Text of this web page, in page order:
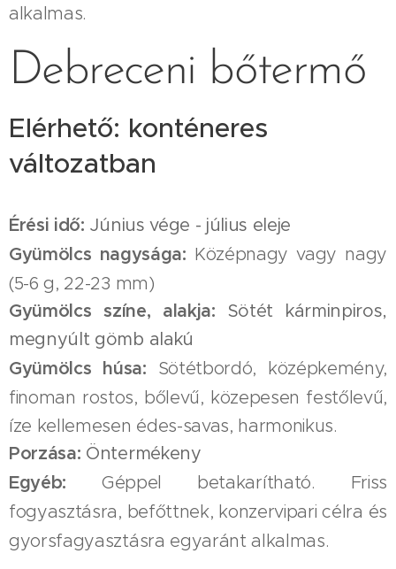
alkalmas.
Debreceni bőtermő
Elérhető: konténeres
változatban
Érési idő: Június vége - július eleje
Gyümölcs nagysága: Középnagy vagy nagy
(5-6 g, 22-23 mm)
Gyümölcs színe, alakja: Sötét kárminpiros,
megnyúlt gömb alakú
Gyümölcs húsa: Sötétbordó, középkemény,
finoman rostos, bőlevű, közepesen festőlevű,
íze kellemesen édes-savas, harmonikus.
Porzása: Öntermékeny
Egyéb:Géppel betakarítható. Friss
fogyasztásra, befőttnek, konzervipari célra és
gyorsfagyasztásra egyaránt alkalmas.